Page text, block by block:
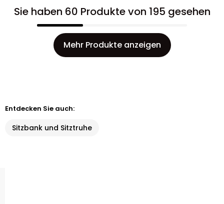
Sie haben 60 Produkte von 195 gesehen
Mehr Produkte anzeigen
Entdecken Sie auch:
Sitzbank und Sitztruhe